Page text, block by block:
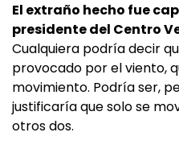
El extraño hecho fue
presidente del Centro
Cualquiera podría decir
provocado por el viento,
movimiento. Podría ser,
justificaría que solo se
otros dos.